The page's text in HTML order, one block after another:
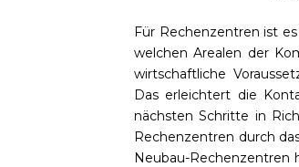
Für Rechenzentren ist
welchen Arealen der
wirtschaftliche
Das erleichtert die
nächsten Schritte in
Rechenzentren durch
Neubau-